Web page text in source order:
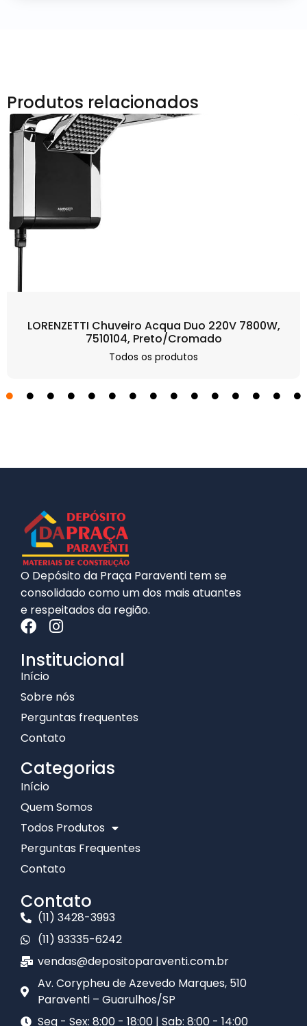
Produtos relacionados
LORENZETTI Chuveiro Acqua Duo 220V 7800W,
7510104, Preto/Cromado
Todos os produtos
O Depósito da Praça Paraventi tem se
consolidado como um dos mais atuantes
e respeitados da região.
Institucional
Início
Sobre nós
Perguntas frequentes
Contato
Categorias
Início
Quem Somos
Todos Produtos
Perguntas Frequentes
Contato
Contato
(11) 3428-3993
(11) 93335-6242
vendas@depositoparaventi.com.br
Av. Corypheu de Azevedo Marques, 510
Paraventi – Guarulhos/SP​
Seg - Sex: 8:00 - 18:00 | Sab: 8:00 - 14:00